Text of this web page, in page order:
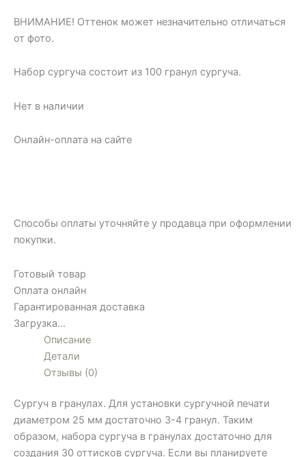
ВНИМАНИЕ! Оттенок может незначительно отличаться
от фото.
Набор сургуча состоит из 100 гранул сургуча.
Нет в наличии
Онлайн-оплата на сайте
Способы оплаты уточняйте у продавца при оформлении
покупки.
Готовый товар
Оплата онлайн
Гарантированная доставка
Загрузка...
Описание
Детали
Отзывы (0)
Сургуч в гранулах. Для установки сургучной печати
диаметром 25 мм достаточно 3-4 гранул. Таким
образом, набора сургуча в гранулах достаточно для
создания 30 оттисков сургуча. Если вы планируете